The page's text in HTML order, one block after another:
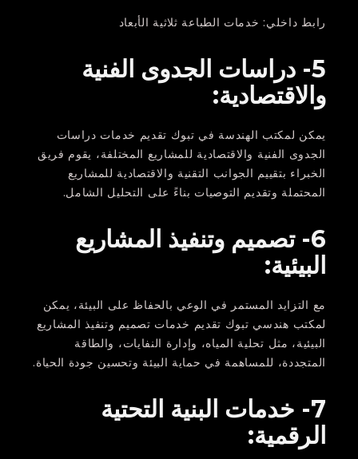
رابط داخلي: خدمات الطباعة ثلاثية الأبعاد
5- دراسات الجدوى الفنية
والاقتصادية:
يمكن لمكتب الهندسة في تبوك تقديم خدمات دراسات
الجدوى الفنية والاقتصادية للمشاريع المختلفة، يقوم فريق
الخبراء بتقييم الجوانب التقنية والاقتصادية للمشاريع
المحتملة وتقديم التوصيات بناءً على التحليل الشامل.
6- تصميم وتنفيذ المشاريع
البيئية:
مع التزايد المستمر في الوعي بالحفاظ على البيئة، يمكن
لمكتب هندسي تبوك تقديم خدمات تصميم وتنفيذ المشاريع
البيئية، مثل تحلية المياه، وإدارة النفايات، والطاقة
المتجددة، للمساهمة في حماية البيئة وتحسين جودة الحياة.
7- خدمات البنية التحتية
الرقمية: